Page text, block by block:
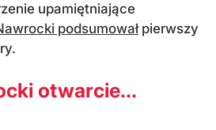
upamiętniające
podsumowałpierwszy
otwarcie...